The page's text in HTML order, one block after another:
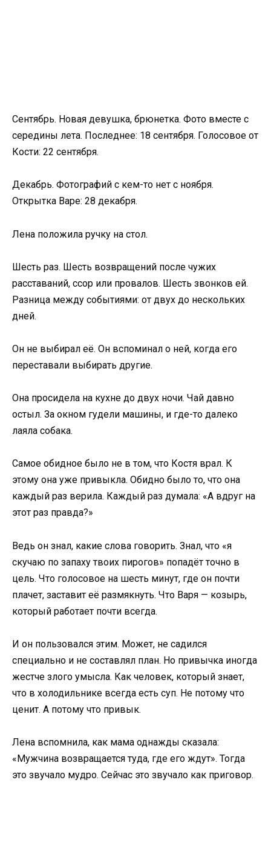
Сентябрь. Новая девушка, брюнетка. Фото вместе с
середины лета. Последнее: 18 сентября. Голосовое от
Кости: 22 сентября.
Декабрь. Фотографий с кем-то нет с ноября.
Открытка Варе: 28 декабря.
Лена положила ручку на стол.
Шесть раз. Шесть возвращений после чужих
расставаний, ссор или провалов. Шесть звонков ей.
Разница между событиями: от двух до нескольких
дней.
Он не выбирал её. Он вспоминал о ней, когда его
переставали выбирать другие.
Она просидела на кухне до двух ночи. Чай давно
остыл. За окном гудели машины, и где-то далеко
лаяла собака.
Самое обидное было не в том, что Костя врал. К
этому она уже привыкла. Обидно было то, что она
каждый раз верила. Каждый раз думала: «А вдруг на
этот раз правда?»
Ведь он знал, какие слова говорить. Знал, что «я
скучаю по запаху твоих пирогов» попадёт точно в
цель. Что голосовое на шесть минут, где он почти
плачет, заставит её размякнуть. Что Варя — козырь,
который работает почти всегда.
И он пользовался этим. Может, не садился
специально и не составлял план. Но привычка иногда
жестче злого умысла. Как человек, который знает,
что в холодильнике всегда есть суп. Не потому что
ценит. А потому что привык.
Лена вспомнила, как мама однажды сказала:
«Мужчина возвращается туда, где его ждут». Тогда
это звучало мудро. Сейчас это звучало как приговор.